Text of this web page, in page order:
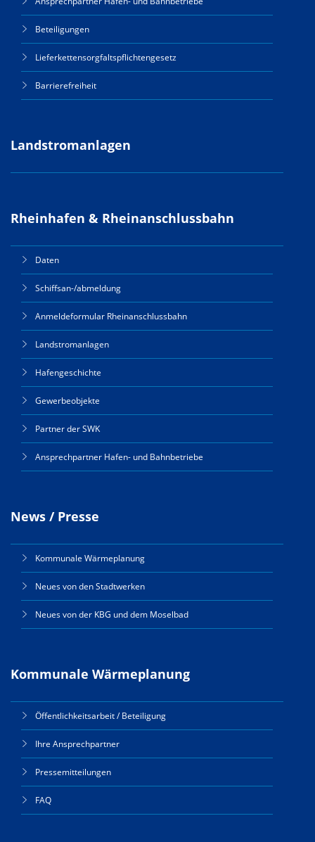
Beteiligungen
Lieferkettensorgfaltspflichtengesetz
Barrierefreiheit
Landstromanlagen
Rheinhafen & Rheinanschlussbahn
Daten
Schiffsan-/abmeldung
Anmeldeformular Rheinanschlussbahn
Landstromanlagen
Hafengeschichte
Gewerbeobjekte
Partner der SWK
Ansprechpartner Hafen- und Bahnbetriebe
News / Presse
Kommunale Wärmeplanung
Neues von den Stadtwerken
Neues von der KBG und dem Moselbad
Kommunale Wärmeplanung
Öffentlichkeitsarbeit / Beteiligung
Ihre Ansprechpartner
Pressemitteilungen
FAQ